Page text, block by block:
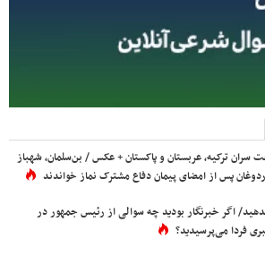
سران ترکیه، عربستان و پاکستان + عکس / بن‌سلمان، شهباز
پس از امضای پیمان دفاع مشترک نماز خواندند
اگر خبرنگار بودید چه سوالی از رئیس جمهور در
فردا می‌پرسیدید؟